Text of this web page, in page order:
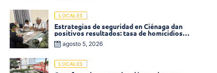
LOCALES
Estrategias de seguridad en Ciénaga dan
positivos resultados: tasa de homicidios
disminuyó un 58% en 2026
agosto 5, 2026
LOCALES